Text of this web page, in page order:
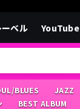
ーベル YouTube
BLUES JAZZ
BEST ALBUM